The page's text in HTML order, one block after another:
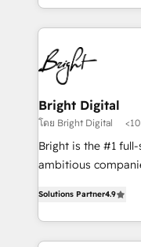
companies. We are woman-owned, powered by
coffee, and we ❤️ dogs. We produce
work for our clients. 🏆2023 Technical Expertise
Impact Award
Award 🏆2022
Award 🏆2020 Elite
Integrations
Marketing
2018 Website
Growth-Driven
Sales Enablement
Bright Digital
โดย Bright Digital
Bright is the #1
ambitious
developing a new
digital marketing;
results)! In short, our services include: - HubSpot
Solutions Partner4.9